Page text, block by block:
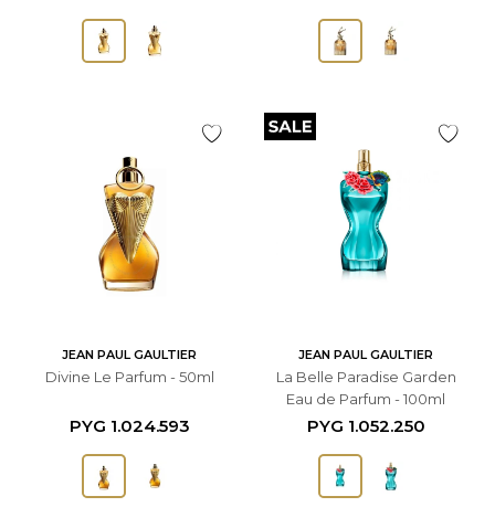
JEAN PAUL GAULTIER
Divine Le Parfum - 50ml
PYG 1.024.593
JEAN PAUL GAULTIER
La Belle Paradise Garden
Eau de Parfum - 100ml
PYG 1.052.250